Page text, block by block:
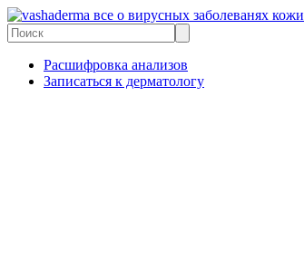
все о вирусных заболеванях кожи
Расшифровка анализов
Записаться к дерматологу